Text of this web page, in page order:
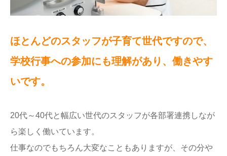
ほとんどのスタッフが子育て世代ですので、
学校行事への参加にも理解があり、働きやす
いです。
20代～40代と幅広い世代のスタッフが各部署連携しなが
ら楽しく働いています。
仕事なのでもちろん大変なこともありますが、その分や